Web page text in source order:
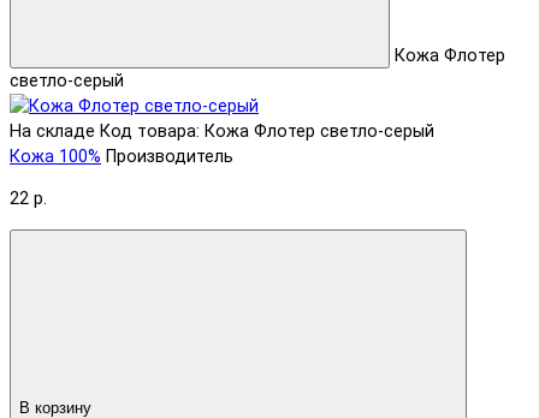
Кожа Флотер
светло-серый
На складе Код товара: Кожа Флотер светло-серый
Кожа 100% Производитель
22 р.
В корзину